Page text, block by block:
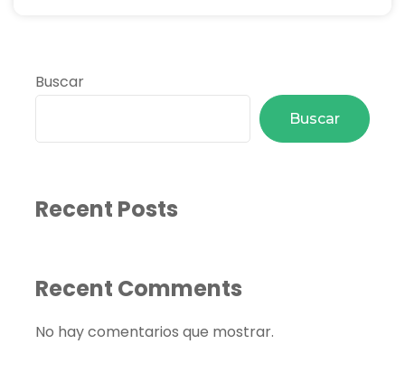
Buscar
Buscar
Recent Posts
Recent Comments
No hay comentarios que mostrar.